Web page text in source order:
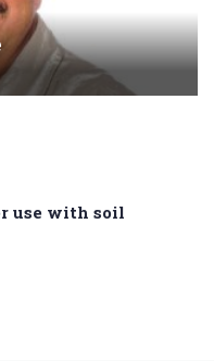
use with soil